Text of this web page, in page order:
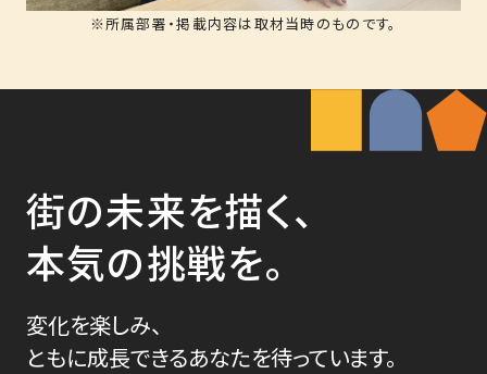
※所属部署・掲載内容は取材当時のものです。
街の未来を描く、
本気の挑戦を。
変化を楽しみ、
ともに成長できるあなたを待っています。